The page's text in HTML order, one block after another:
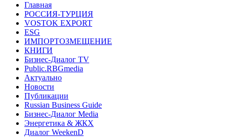
Главная
РОССИЯ-ТУРЦИЯ
VOSTOK EXPORT
ESG
ИМПОРТОЗМЕЩЕНИЕ
КНИГИ
Бизнес-Диалог TV
Public.RBGmedia
Актуально
Новости
Публикации
Russian Business Guide
Бизнес-Диалог Media
Энергетика & ЖКХ
Диалог WeekenD